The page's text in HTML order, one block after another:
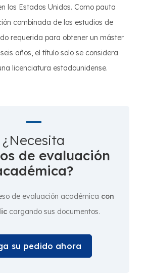
los Estados Unidos. Como pauta
combinada de los estudios de
requerida para obtener un máster
años, el título solo se considera
licenciatura estadounidense.
¿Necesita
de evaluación
de evaluación académica con
cargando sus documentos.
su pedido ahora